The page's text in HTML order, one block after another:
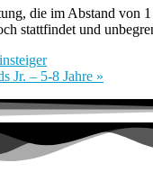
die im Abstand von
stattfindet und
Jr. – 5-8 Jahre »